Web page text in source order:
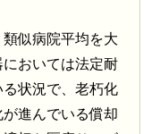
似病院平均を大
おいては法定耐
状況で、老朽化
進んでいる償却